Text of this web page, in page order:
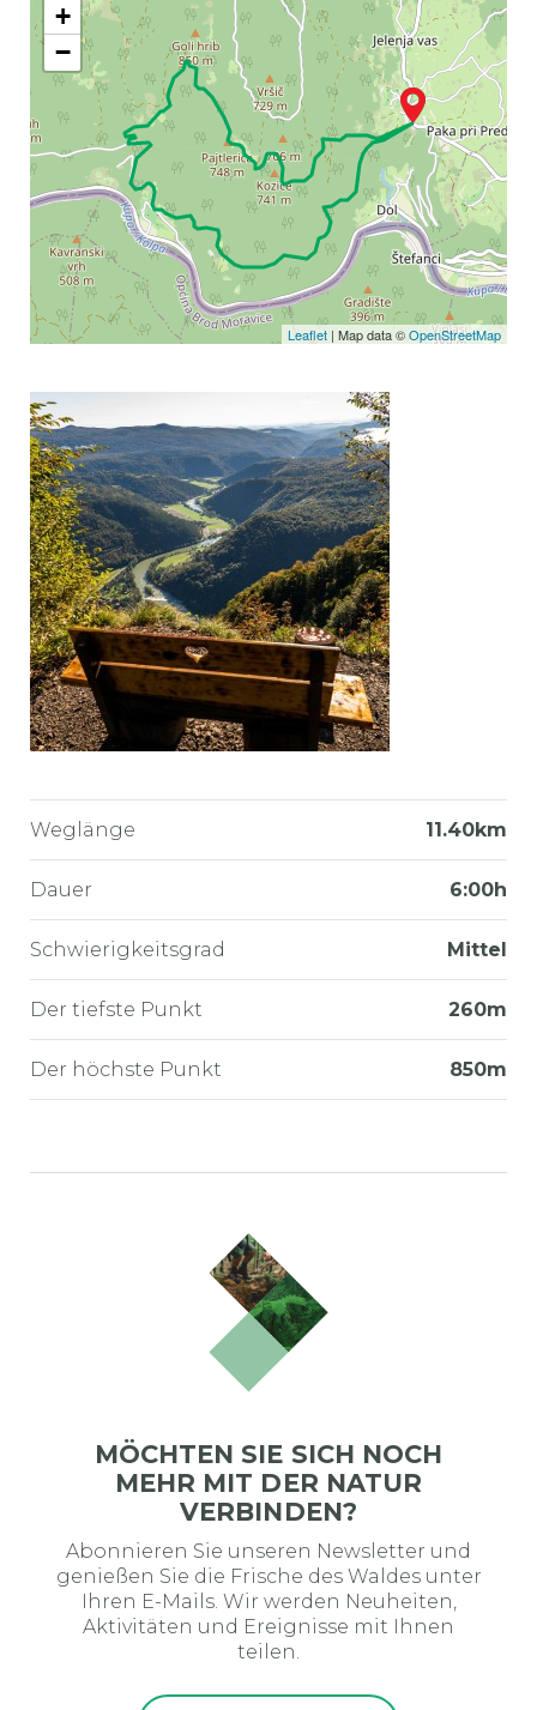
+
−
Leaflet | Map data ©OpenStreetMap
Weglänge 11.40km
Dauer 6:00h
Schwierigkeitsgrad Mittel
Der tiefste Punkt 260m
Der höchste Punkt 850m
MÖCHTEN SIE SICH NOCH
MEHR MIT DER NATUR
VERBINDEN?
Abonnieren Sie unseren Newsletter und
genießen Sie die Frische des Waldes unter
Ihren E-Mails. Wir werden Neuheiten,
Aktivitäten und Ereignisse mit Ihnen
teilen.